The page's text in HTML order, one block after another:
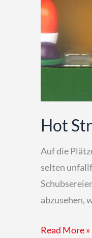
Hot
Auf die
selten
abzusehen,
Hot
Read More »